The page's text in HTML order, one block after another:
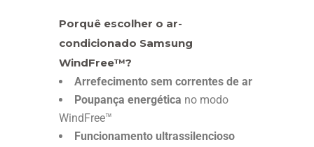
Porquê escolher o ar-
condicionado Samsung
WindFree™?
Arrefecimento sem correntes de ar
Poupança energética no modo
WindFree™
Funcionamento ultrassilencioso